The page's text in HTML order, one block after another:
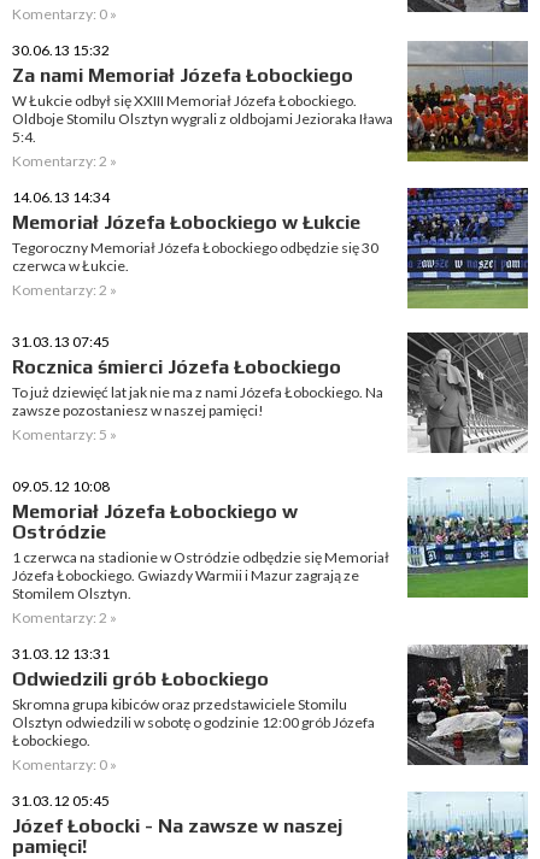
Komentarzy: 0 »
30.06.13 15:32
Za nami Memoriał Józefa Łobockiego
W Łukcie odbył się XXIII Memoriał Józefa Łobockiego.
Oldboje Stomilu Olsztyn wygrali z oldbojami Jezioraka Iława
5:4.
Komentarzy: 2 »
14.06.13 14:34
Memoriał Józefa Łobockiego w Łukcie
Tegoroczny Memoriał Józefa Łobockiego odbędzie się 30
czerwca w Łukcie.
Komentarzy: 2 »
31.03.13 07:45
Rocznica śmierci Józefa Łobockiego
To już dziewięć lat jak nie ma z nami Józefa Łobockiego. Na
zawsze pozostaniesz w naszej pamięci!
Komentarzy: 5 »
09.05.12 10:08
Memoriał Józefa Łobockiego w
Ostródzie
1 czerwca na stadionie w Ostródzie odbędzie się Memoriał
Józefa Łobockiego. Gwiazdy Warmii i Mazur zagrają ze
Stomilem Olsztyn.
Komentarzy: 2 »
31.03.12 13:31
Odwiedzili grób Łobockiego
Skromna grupa kibiców oraz przedstawiciele Stomilu
Olsztyn odwiedzili w sobotę o godzinie 12:00 grób Józefa
Łobockiego.
Komentarzy: 0 »
31.03.12 05:45
Józef Łobocki - Na zawsze w naszej
pamięci!